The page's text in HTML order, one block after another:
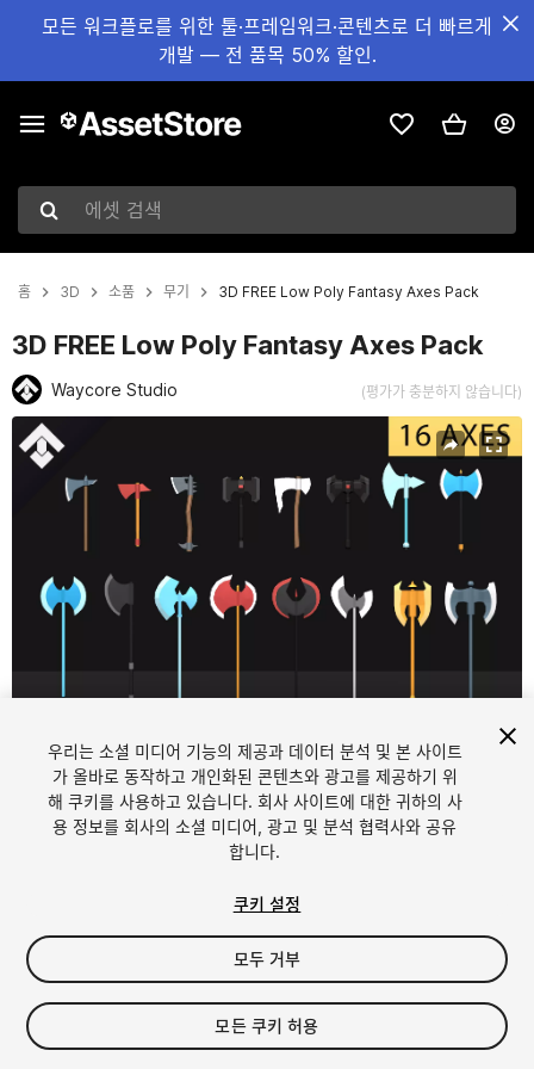
모든 워크플로를 위한 툴·프레임워크·콘텐츠로 더 빠르게
개발 — 전 품목 50% 할인.
에셋 검색
홈 3D 소품 무기 3D FREE Low Poly Fantasy Axes Pack
3D FREE Low Poly Fantasy Axes Pack
Waycore Studio (평가가 충분하지 않습니다)
현재 슬라이드: 1 / 6
FREE
22viewsin the past week
우리는 소셜 미디어 기능의 제공과 데이터 분석 및 본 사이트
가 올바로 동작하고 개인화된 콘텐츠와 광고를 제공하기 위
해 쿠키를 사용하고 있습니다. 회사 사이트에 대한 귀하의 사
용 정보를 회사의 소셜 미디어, 광고 및 분석 협력사와 공유
합니다.
쿠키 설정
모두 거부
모든 쿠키 허용